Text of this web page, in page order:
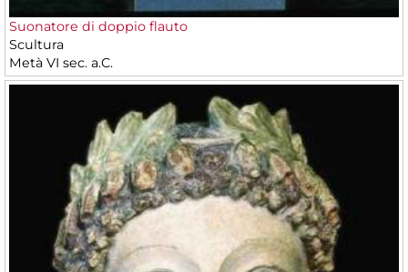
Suonatore di doppio flauto
Scultura
Metà VI sec. a.C.